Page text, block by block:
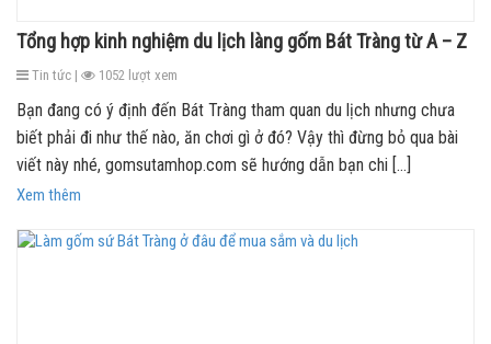
Tổng hợp kinh nghiệm du lịch làng gốm Bát Tràng từ A – Z
Tin tức | 1052 lượt xem
Bạn đang có ý định đến Bát Tràng tham quan du lịch nhưng chưa
biết phải đi như thế nào, ăn chơi gì ở đó? Vậy thì đừng bỏ qua bài
viết này nhé, gomsutamhop.com sẽ hướng dẫn bạn chi [...]
Xem thêm